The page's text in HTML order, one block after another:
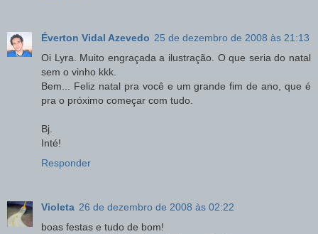
Éverton Vidal Azevedo 25 de dezembro de 2008 às 21:13
Oi Lyra. Muito engraçada a ilustração. O que seria do natal
sem o vinho kkk.
Bem... Feliz natal pra você e um grande fim de ano, que é
pra o próximo começar com tudo.
Bj.
Inté!
Responder
Violeta 26 de dezembro de 2008 às 02:22
boas festas e tudo de bom!